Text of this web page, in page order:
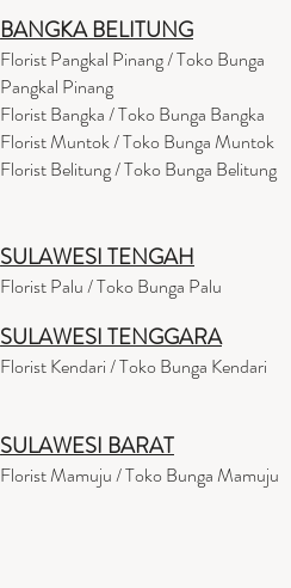
BANGKA BELITUNG
Florist Pangkal Pinang / Toko Bunga
Pangkal Pinang
Florist Bangka / Toko Bunga Bangka
Florist Muntok / Toko Bunga Muntok
Florist Belitung / Toko Bunga Belitung
SULAWESI TENGAH
Florist Palu / Toko Bunga Palu
SULAWESI TENGGARA
Florist Kendari / Toko Bunga Kendari
SULAWESI BARAT
Florist Mamuju / Toko Bunga Mamuju